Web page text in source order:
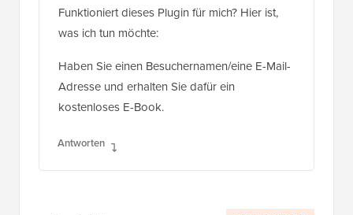
Funktioniert dieses Plugin für mich? Hier ist,
was ich tun möchte:
Haben Sie einen Besuchernamen/eine E-Mail-
Adresse und erhalten Sie dafür ein
kostenloses E-Book.
Antworten